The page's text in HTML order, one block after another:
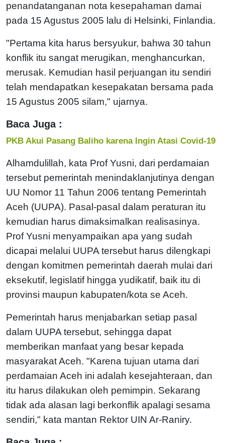
penandatanganan nota kesepahaman damai
pada 15 Agustus 2005 lalu di Helsinki, Finlandia.
"Pertama kita harus bersyukur, bahwa 30 tahun
konflik itu sangat merugikan, menghancurkan,
merusak. Kemudian hasil perjuangan itu sendiri
telah mendapatkan kesepakatan bersama pada
15 Agustus 2005 silam," ujarnya.
Baca Juga :
PKB Akui Pasang Baliho karena Ingin Atasi Covid-19
Alhamdulillah, kata Prof Yusni, dari perdamaian
tersebut pemerintah menindaklanjutinya dengan
UU Nomor 11 Tahun 2006 tentang Pemerintah
Aceh (UUPA). Pasal-pasal dalam peraturan itu
kemudian harus dimaksimalkan realisasinya.
Prof Yusni menyampaikan apa yang sudah
dicapai melalui UUPA tersebut harus dilengkapi
dengan komitmen pemerintah daerah mulai dari
eksekutif, legislatif hingga yudikatif, baik itu di
provinsi maupun kabupaten/kota se Aceh.
Pemerintah harus menjabarkan setiap pasal
dalam UUPA tersebut, sehingga dapat
memberikan manfaat yang besar kepada
masyarakat Aceh. "Karena tujuan utama dari
perdamaian Aceh ini adalah kesejahteraan, dan
itu harus dilakukan oleh pemimpin. Sekarang
tidak ada alasan lagi berkonflik apalagi sesama
sendiri," kata mantan Rektor UIN Ar-Raniry.